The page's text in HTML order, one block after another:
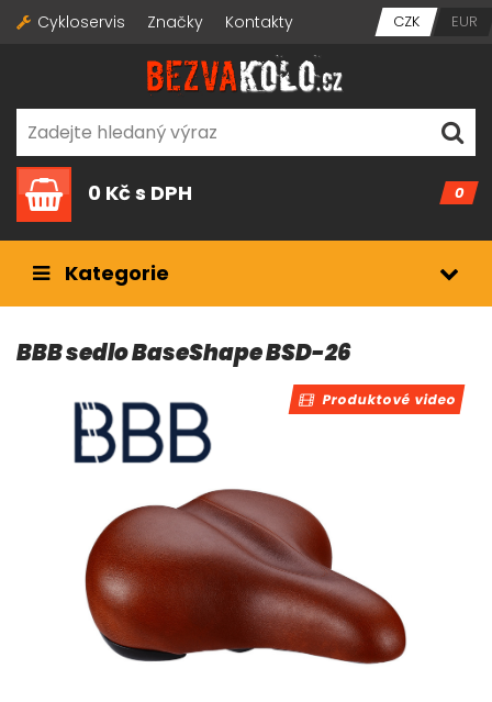
Cykloservis Značky Kontakty CZK EUR
0
0 Kčs DPH
Kategorie
BBB sedlo BaseShape BSD-26
Produktové video